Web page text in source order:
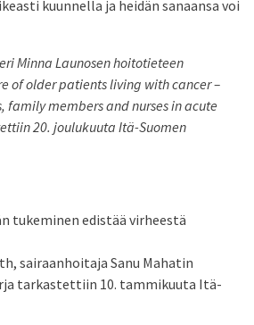
kuunnella ja heidän sanaansa voi
Minna Launosen hoitotieteen
of older patients living with cancer –
family members and nurses in acute
20. joulukuuta Itä-Suomen
tukeminen edistää virheestä
sairaanhoitaja Sanu Mahatin
tarkastettiin 10. tammikuuta Itä-